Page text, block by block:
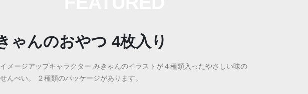
ゃんのおやつ 4枚入り
メージアップキャラクター みきゃんのイラストが４種類入ったやさしい味の
んべい。 ２種類のパッケージがあります。